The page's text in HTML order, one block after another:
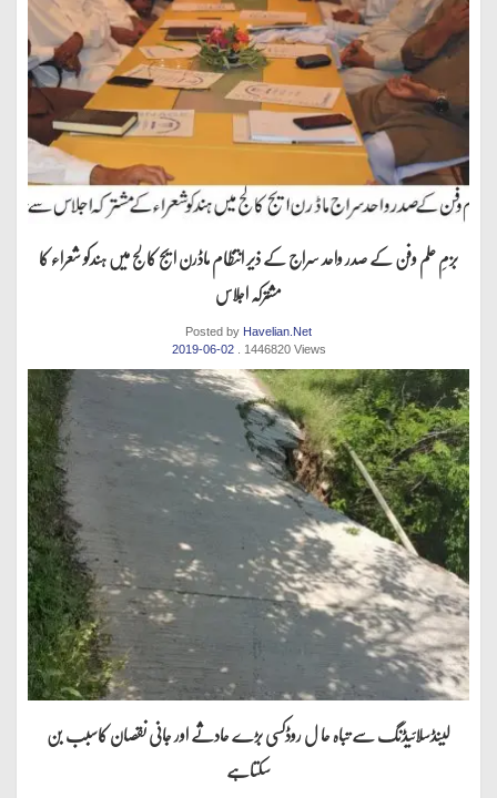
بزمِ علم وفن کے صدر واحد سراج کے ذیر انتظام ماڈرن ایج کالج میں ہندکو شعراء کا
مشترکہ اجلاس
Posted by Havelian.Net
2019-06-02
. 1446820 Views
لینڈسلائیڈنگ سے تباہ حا ل روڈکسی بڑے حادثے اور جانی نقصان کاسبب بن
سکتاہے